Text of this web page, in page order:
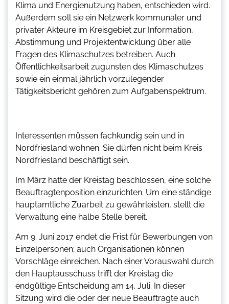
Klima und Energienutzung haben, entschieden wird.
Außerdem soll sie ein Netzwerk kommunaler und
privater Akteure im Kreisgebiet zur Information,
Abstimmung und Projektentwicklung über alle
Fragen des Klimaschutzes betreiben. Auch
Öffentlichkeitsarbeit zugunsten des Klimaschutzes
sowie ein einmal jährlich vorzulegender
Tätigkeitsbericht gehören zum Aufgabenspektrum.
Interessenten müssen fachkundig sein und in
Nordfriesland wohnen. Sie dürfen nicht beim Kreis
Nordfriesland beschäftigt sein.
Im März hatte der Kreistag beschlossen, eine solche
Beauftragtenposition einzurichten. Um eine ständige
hauptamtliche Zuarbeit zu gewährleisten, stellt die
Verwaltung eine halbe Stelle bereit.
Am 9. Juni 2017 endet die Frist für Bewerbungen von
Einzelpersonen; auch Organisationen können
Vorschläge einreichen. Nach einer Vorauswahl durch
den Hauptausschuss trifft der Kreistag die
endgültige Entscheidung am 14. Juli. In dieser
Sitzung wird die oder der neue Beauftragte auch